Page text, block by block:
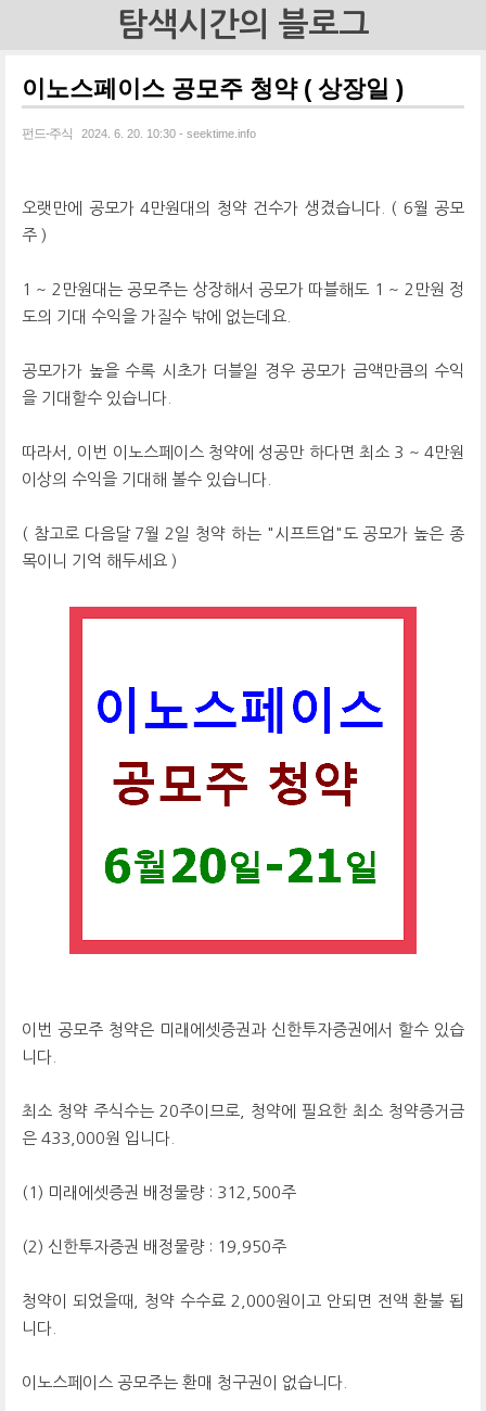
탐색시간의 블로그
이노스페이스 공모주 청약 ( 상장일 )
펀드-주식 2024. 6. 20. 10:30 - seektime.info
오랫만에 공모가 4만원대의 청약 건수가 생겼습니다. ( 6월 공모
주 )
1 ~ 2만원대는 공모주는 상장해서 공모가 따블해도 1 ~ 2만원 정
도의 기대 수익을 가질수 밖에 없는데요.
공모가가 높을 수록 시초가 더블일 경우 공모가 금액만큼의 수익
을 기대할수 있습니다.
따라서, 이번 이노스페이스 청약에 성공만 하다면 최소 3 ~ 4만원
이상의 수익을 기대해 볼수 있습니다.
( 참고로 다음달 7월 2일 청약 하는 "시프트업"도 공모가 높은 종
목이니 기억 해두세요 )
이번 공모주 청약은 미래에셋증권과 신한투자증권에서 할수 있습
니다.
최소 청약 주식수는 20주이므로, 청약에 필요한 최소 청약증거금
은 433,000원 입니다.
(1) 미래에셋증권 배정물량 : 312,500주
(2) 신한투자증권 배정물량 : 19,950주
청약이 되었을때, 청약 수수료 2,000원이고 안되면 전액 환불 됩
니다.
이노스페이스 공모주는 환매 청구권이 없습니다.